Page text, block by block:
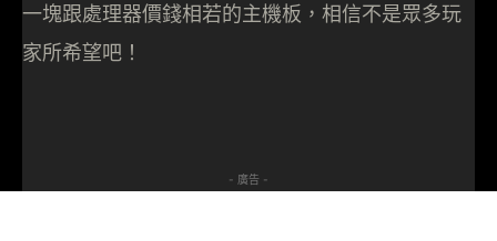
一塊跟處理器價錢相若的主機板，相信不是眾多玩
家所希望吧！
- 廣告 -